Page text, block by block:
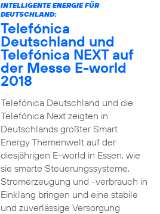
INTELLIGENTE ENERGIE FÜR
DEUTSCHLAND:
Telefónica
Deutschland und
Telefónica NEXT auf
der Messe E-world
2018
Telefónica Deutschland und die
Telefónica Next zeigten in
Deutschlands größter Smart
Energy Themenwelt auf der
diesjährigen E-world in Essen, wie
sie smarte Steuerungssysteme,
Stromerzeugung und -verbrauch in
Einklang bringen und eine stabile
und zuverlässige Versorgung